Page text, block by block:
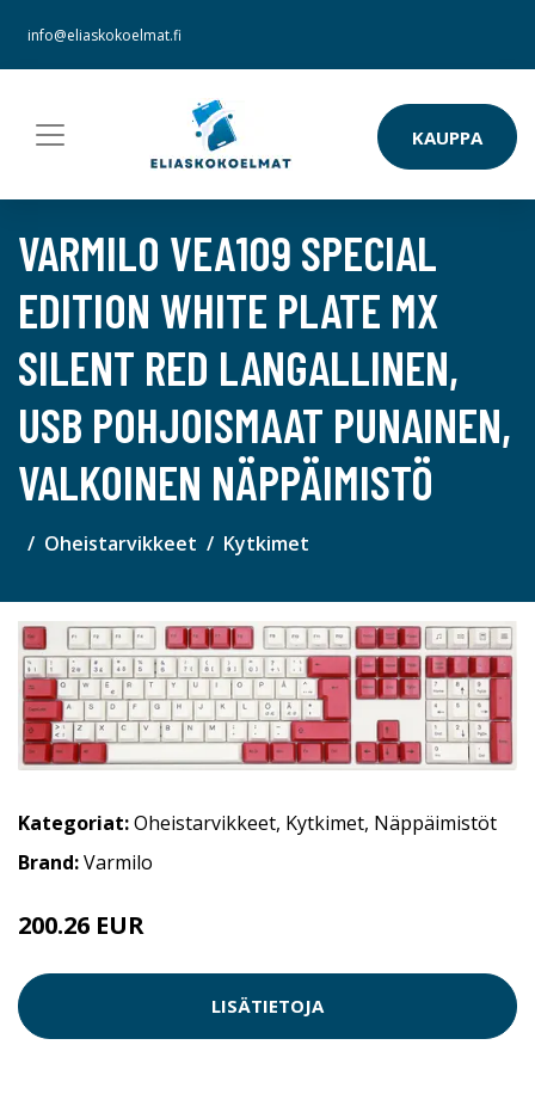
info@eliaskokoelmat.fi
KAUPPA
VARMILO VEA109 SPECIAL
EDITION WHITE PLATE MX
SILENT RED LANGALLINEN,
USB POHJOISMAAT PUNAINEN,
VALKOINEN NÄPPÄIMISTÖ
Oheistarvikkeet Kytkimet
Kategoriat:Oheistarvikkeet, Kytkimet, Näppäimistöt
Brand:Varmilo
200.26 EUR
LISÄTIETOJA